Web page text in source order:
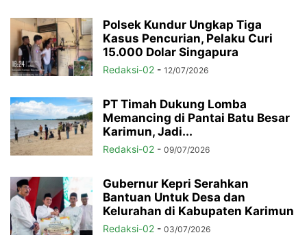
Polsek Kundur Ungkap Tiga
Kasus Pencurian, Pelaku Curi
15.000 Dolar Singapura
Redaksi-02 - 12/07/2026
PT Timah Dukung Lomba
Memancing di Pantai Batu Besar
Karimun, Jadi...
Redaksi-02 - 09/07/2026
Gubernur Kepri Serahkan
Bantuan Untuk Desa dan
Kelurahan di Kabupaten Karimun
Redaksi-02 - 03/07/2026